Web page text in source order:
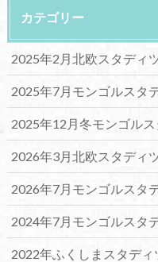
カテゴリー
2025年2月北欧スタディ
2025年7月モンゴルスタ
2025年12月冬モンゴル
2026年3月北欧スタディ
2026年7月モンゴルスタ
2024年7月モンゴルスタ
2022年ふくしまスタディ